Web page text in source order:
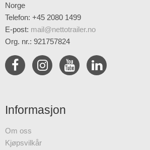
Norge
Telefon: +45 2080 1499
E-post: mail@nettotrailer.no
Org. nr.: 921757824
Informasjon
Om oss
Kjøpsvilkår